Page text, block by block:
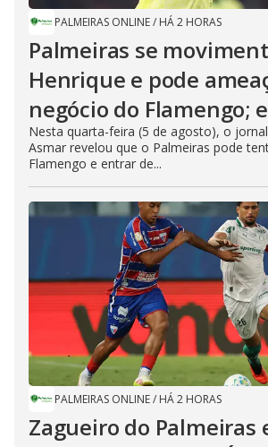
PALMEIRAS ONLINE/ HÁ 2 HORAS
Palmeiras se
Henrique e pode
negócio do Flamengo;
Nesta quarta-feira (5 de agosto), o
Asmar revelou que o Palmeiras pode
Flamengo e entrar de...
PALMEIRAS ONLINE/ HÁ 2 HORAS
Zagueiro do Palmeiras